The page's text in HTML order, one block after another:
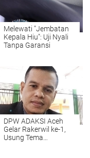
Melewati "Jembatan
Kepala Hiu": Uji Nyali
Tanpa Garansi
DPW ADAKSI Aceh
Gelar Rakerwil ke-1,
Usung Tema